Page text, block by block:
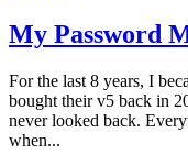
My Password
For the last 8 years, I
bought their v5 back in
never looked back.
when...